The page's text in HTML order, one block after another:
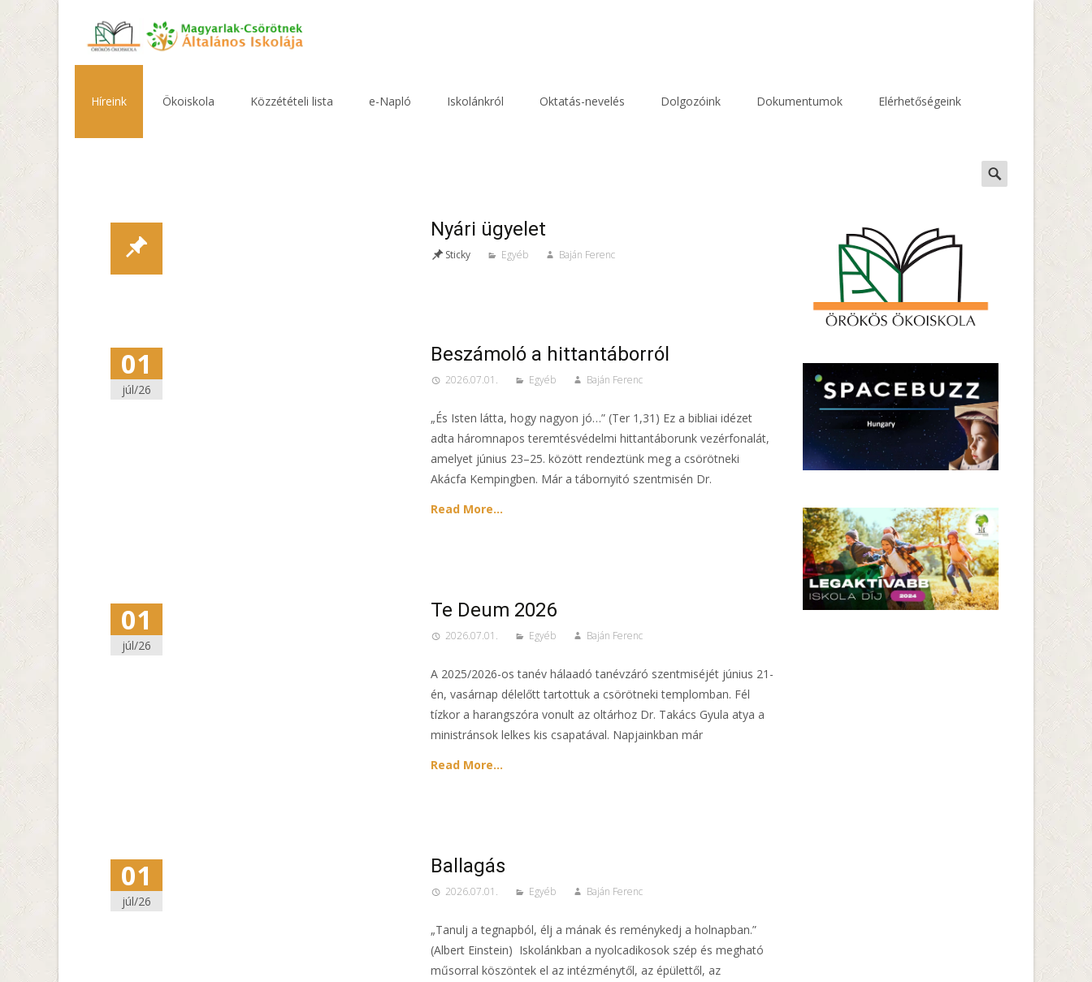
Híreink Ökoiskola Közzétételi lista e-Napló Iskolánkról Oktatás-nevelés Dolgozóink Dokumentumok Elérhetőségeink
Search
for:
Nyári ügyelet
Sticky Egyéb Baján Ferenc
01
júl/26
Beszámoló a hittantáborról
2026.07.01. Egyéb Baján Ferenc
„És Isten látta, hogy nagyon jó…” (Ter 1,31) Ez a bibliai idézet
adta háromnapos teremtésvédelmi hittantáborunk vezérfonalát,
amelyet június 23–25. között rendeztünk meg a csörötneki
Akácfa Kempingben. Már a tábornyitó szentmisén Dr.
Read More…
01
júl/26
Te Deum 2026
2026.07.01. Egyéb Baján Ferenc
A 2025/2026-os tanév hálaadó tanévzáró szentmiséjét június 21-
én, vasárnap délelőtt tartottuk a csörötneki templomban. Fél
tízkor a harangszóra vonult az oltárhoz Dr. Takács Gyula atya a
ministránsok lelkes kis csapatával. Napjainkban már
Read More…
01
júl/26
Ballagás
2026.07.01. Egyéb Baján Ferenc
„Tanulj a tegnapból, élj a mának és reménykedj a holnapban.”
(Albert Einstein) Iskolánkban a nyolcadikosok szép és megható
műsorral köszöntek el az intézménytől, az épülettől, az